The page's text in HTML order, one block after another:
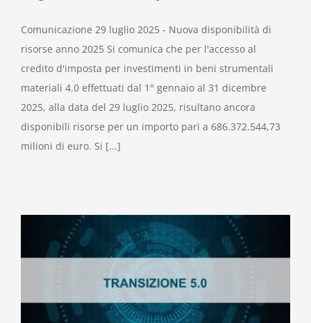
Comunicazione 29 luglio 2025 - Nuova disponibilità di
risorse anno 2025 Si comunica che per l'accesso al
credito d'imposta per investimenti in beni strumentali
materiali 4.0 effettuati dal 1° gennaio al 31 dicembre
2025, alla data del 29 luglio 2025, risultano ancora
disponibili risorse per un importo pari a 686.372.544,73
milioni di euro. Si [...]